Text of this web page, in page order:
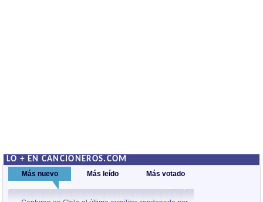
LO + EN CANCIONEROS.COM
Más nuevo Más leído Más votado